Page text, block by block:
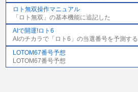
ロト無双操作マニュアル
「ロト無双」の基本機能に追記した
AIで開運!ロト6
AIのチカラで「ロト6」の当選番号を予測する
LOTOM67番号予想
LOTOM67番号予想